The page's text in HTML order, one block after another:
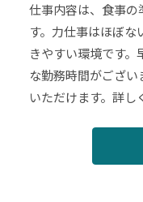
仕事内容は、食事
す。力仕事はほぼ
きやすい環境です
な勤務時間がござ
いただけます。詳し